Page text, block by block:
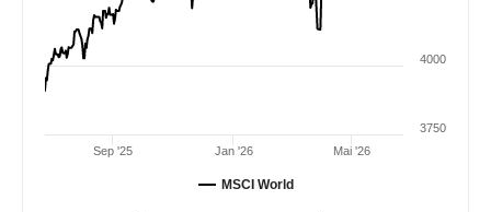
MSCI World
Sep '25 Jan '26 Mai '26
3750
4000